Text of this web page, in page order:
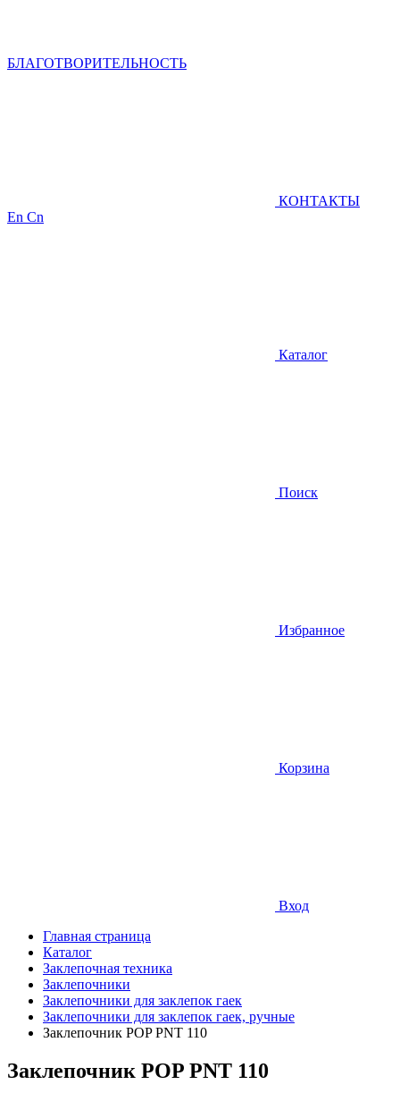
БЛАГОТВОРИТЕЛЬНОСТЬ
КОНТАКТЫ
En Cn
Каталог
Поиск
Избранное
Корзина
Вход
Главная страница
Каталог
Заклепочная техника
Заклепочники
Заклепочники для заклепок гаек
Заклепочники для заклепок гаек, ручные
Заклепочник POP PNT 110
Заклепочник POP PNT 110